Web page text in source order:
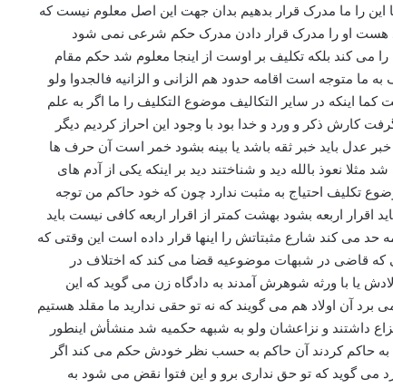
این را ما مدرک قرار بدهیم بدان جهت این اصل معلوم نیست که
هست او را مدرک قرار دادن مدرک حکم شرعی نمی شود
را می کند بلکه تکلیف بر اوست از اینجا معلوم شد حکم مقام
متوجه است اقامه حدود هم الزانی و الزانیه فالجدوا ولو
اینکه در سایر التکالیف موضوع التکلیف را ما اگر به علم
کارش ذکر و ورد و خدا بود با وجود این احراز کردیم دیگر
عدل باید خبر ثقه باشد یا بینه بشود خمر است آن حرف ها
نعوذ بالله دید و شناختند دید بر اینکه یکی از آدم های
تکلیف احتیاج به مثبت ندارد چون که خود حاکم من توجه
اقرار اربعه بشود بهشت کمتر از اقرار اربعه کافی نیست باید
حد می کند شارع مثبتاتش را اینها قرار داده است این وقتی که
که قاضی در شبهات موضوعیه قضا می کند که اختلاف در
یا با ورثه شوهرش آمدند به دادگاه زن می گوید که این
آن اولاد هم می گویند که نه تو حقی ندارید ما مقلد هستیم
داشتند و نزاعشان ولو به شبهه حکمیه شد منشأش اینطور
به حاکم کردند آن حاکم به حسب نظر خودش حکم می کند اگر
گوید که تو حق نداری برو و این فتوا نقض می شود به